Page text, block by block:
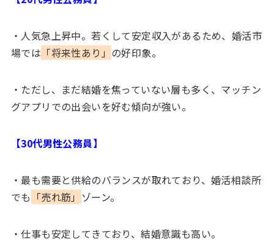
・人気急上昇中。若くして安定収入があるため、婚活市
場では 「将来性あり」 の好印象。
・ただし、まだ結婚を焦っていない層も多く、マッチン
グアプリでの出会いを好む傾向が強い。
【30代男性公務員】
・最も需要と供給のバランスが取れており、婚活相談所
でも 「売れ筋」 ゾーン。
・仕事も安定してきており、結婚意識も高い。